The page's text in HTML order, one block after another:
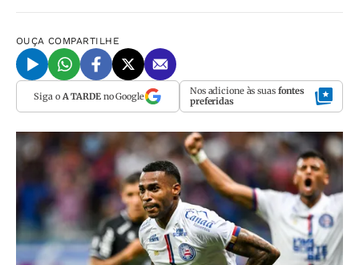
OUÇA COMPARTILHE
Siga o A TARDEno Google Nos adicione às suas fontes
preferidas